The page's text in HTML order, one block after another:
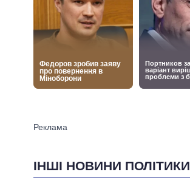
ІНШІ НОВИНИ ПОЛІТИКИ